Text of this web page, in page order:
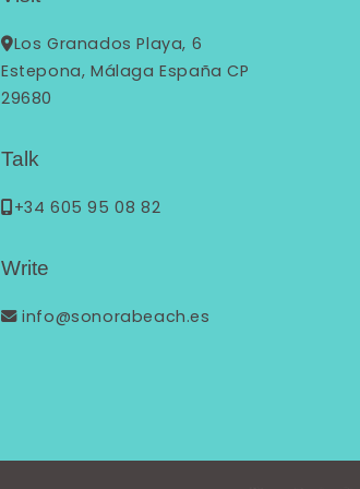
Los Granados Playa, 6
Estepona, Málaga España CP
29680
Talk
+34 605 95 08 82
Write
info@sonorabeach.es